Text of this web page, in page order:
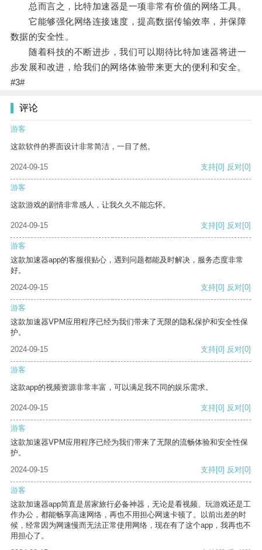
总而言之，比特加速器是一项非常有价值的网络工具。
它能够强化网络连接速度，提高数据传输效率，并保障
数据的安全性。
随着科技的不断进步，我们可以期待比特加速器将进一
步发展和改进，给我们的网络体验带来更大的便利和安全。
#3#
评论
游客
这款软件的界面设计非常简洁，一目了然。
2024-09-15 支持[0] 反对[0]
游客
这款游戏的剧情非常感人，让我久久不能忘怀。
2024-09-15 支持[0] 反对[0]
游客
这款加速器app的客服很贴心，遇到问题都能及时解决，服务态度非常
好。
2024-09-15
支持[0] 反对[0]
游客
这款加速器VPM应用程序已经为我们带来了无限的隐私保护和安全性保
护。
2024-09-15
支持[0] 反对[0]
游客
这款app的视频资源非常丰富，可以满足我不同的娱乐需求。
2024-09-15 支持[0] 反对[0]
游客
这款加速器VPM应用程序已经为我们带来了无限的流畅体验和安全性保
护。
2024-09-15
支持[0] 反对[0]
游客
这款加速器app简直是居家旅行必备神器，无论是看视频、玩游戏还是工
作办公，都能畅享高速网络，再也不用担心网速卡顿了。以前出差的时
候，经常因为网速慢而无法正常使用网络，现在有了这个app，我再也不
用担心了。